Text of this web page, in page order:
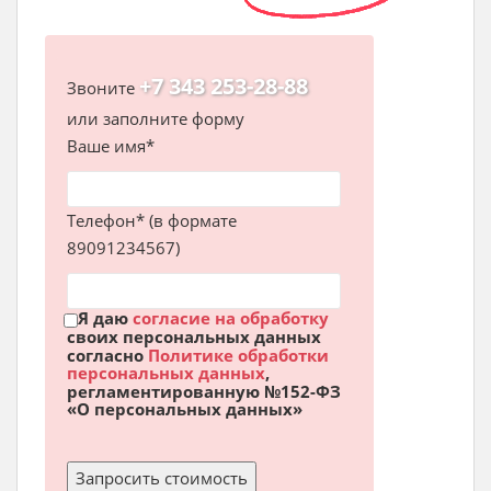
Звоните +7 343 253-28-88
или заполните форму
Ваше имя*
Телефон* (в формате
89091234567)
Я даю согласие на обработку
своих персональных данных
согласно Политике обработки
персональных данных,
регламентированную №152-ФЗ
«О персональных данных»